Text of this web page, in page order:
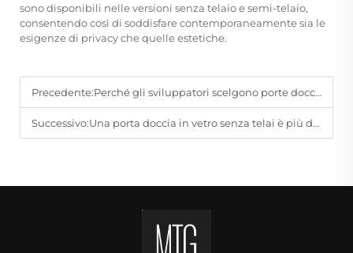
sono disponibili nelle versioni senza telaio e semi-telaio,
consentendo così di soddisfare contemporaneamente sia le
esigenze di privacy che quelle estetiche.
Precedente:Perché gli sviluppatori scelgono porte doccia in vetro per gli appartamenti?
Successivo:Una porta doccia in vetro senza telai è più durevole a lungo termine?